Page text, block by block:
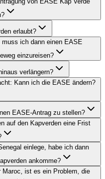
erlaubt?
ich dann einen EASE
einzureisen?
verlängern?
Kann ich die EASE ändern?
EASE-Antrag zu stellen?
auf den Kapverden eine Frist
einlege, habe ich dann
ankomme?
ist es ein Problem, die